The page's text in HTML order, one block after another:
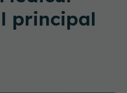
principal